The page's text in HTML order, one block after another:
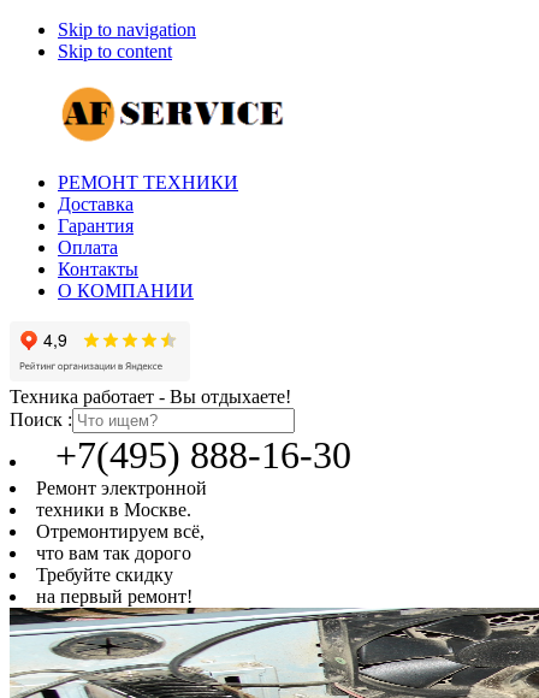
Skip to navigation
Skip to content
РЕМОНТ ТЕХНИКИ
Доставка
Гарантия
Оплата
Контакты
О КОМПАНИИ
Техника работает - Вы отдыхаете!
Поиск :
+7(495) 888-16-30
Ремонт электронной
техники в Москве.
Отремонтируем всё,
что вам так дорого
Требуйте скидку
на первый ремонт!